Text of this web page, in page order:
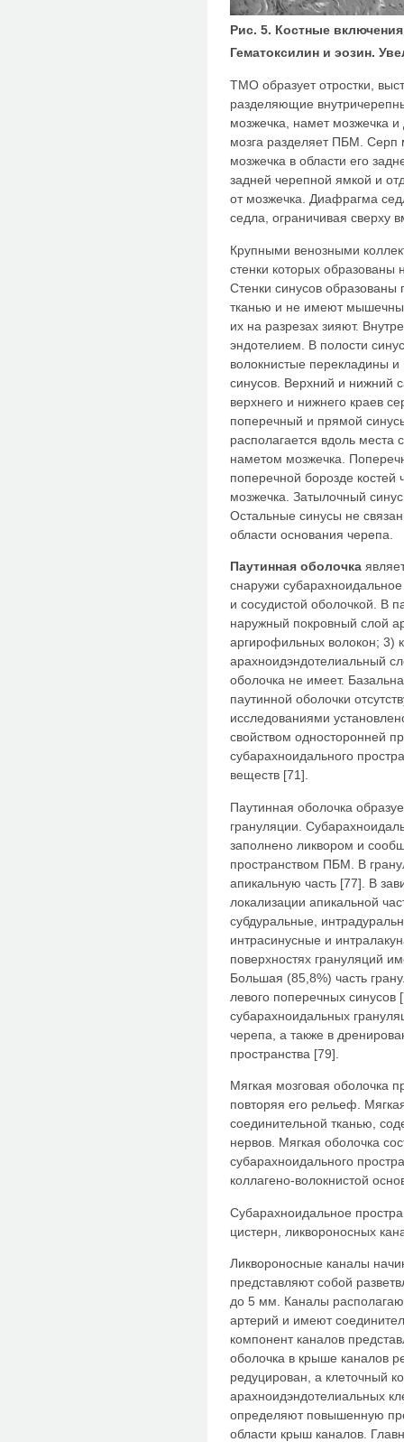
Рис. 5. Костные
Гематоксилин и эозин.
ТМО образует отростки,
разделяющие
мозжечка, намет мозжечка
мозга разделяет ПБМ. Серп
мозжечка в области его
задней черепной ямкой и
от мозжечка. Диафрагма
седла, ограничивая сверху
Крупными венозными
стенки которых
Стенки синусов образованы
тканью и не имеют
их на разрезах зияют.
эндотелием. В полости
волокнистые перекладины
синусов. Верхний и нижний
верхнего и нижнего краев
поперечный и прямой
располагается вдоль места
наметом мозжечка.
поперечной борозде костей
мозжечка. Затылочный
Остальные синусы не
области основания черепа.
Паутинная оболочка
снаружи
и сосудистой оболочкой. В
наружный покровный слой
аргирофильных волокон; 3)
арахноидэндотелиальный
оболочка не имеет.
паутинной оболочки
исследованиями
свойством односторонней
субарахноидального
веществ [71].
Паутинная оболочка
грануляции.
заполнено ликвором и
пространством ПБМ. В
апикальную часть [77]. В
локализации апикальной
субдуральные,
интрасинусные и
поверхностях грануляций
Большая (85,8%) часть
левого поперечных
субарахноидальных
черепа, а также в
пространства [79].
Мягкая мозговая оболочка
повторяя его рельеф.
соединительной тканью,
нервов. Мягкая оболочка
субарахноидального
коллагено-волокнистой
Субарахноидальное
цистерн, ликвороносных
Ликвороносные каналы
представляют собой
до 5 мм. Каналы
артерий и имеют
компонент каналов
оболочка в крыше каналов
редуцирован, а клеточный
арахноидэндотелиальных
определяют повышенную
области крыш каналов.